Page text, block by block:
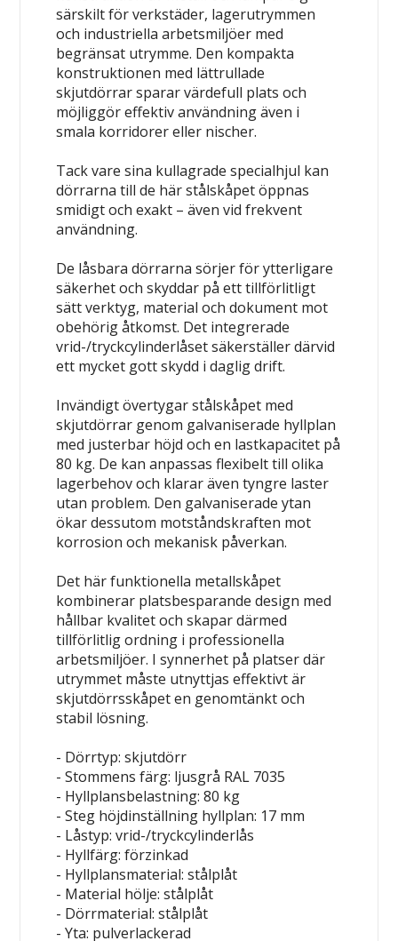
särskilt för verkstäder, lagerutrymmen
och industriella arbetsmiljöer med
begränsat utrymme. Den kompakta
konstruktionen med lättrullade
skjutdörrar sparar värdefull plats och
möjliggör effektiv användning även i
smala korridorer eller nischer.
Tack vare sina kullagrade specialhjul kan
dörrarna till de här stålskåpet öppnas
smidigt och exakt – även vid frekvent
användning.
De låsbara dörrarna sörjer för ytterligare
säkerhet och skyddar på ett tillförlitligt
sätt verktyg, material och dokument mot
obehörig åtkomst. Det integrerade
vrid-/tryckcylinderlåset säkerställer därvid
ett mycket gott skydd i daglig drift.
Invändigt övertygar stålskåpet med
skjutdörrar genom galvaniserade hyllplan
med justerbar höjd och en lastkapacitet på
80 kg. De kan anpassas flexibelt till olika
lagerbehov och klarar även tyngre laster
utan problem. Den galvaniserade ytan
ökar dessutom motståndskraften mot
korrosion och mekanisk påverkan.
Det här funktionella metallskåpet
kombinerar platsbesparande design med
hållbar kvalitet och skapar därmed
tillförlitlig ordning i professionella
arbetsmiljöer. I synnerhet på platser där
utrymmet måste utnyttjas effektivt är
skjutdörrsskåpet en genomtänkt och
stabil lösning.
- Dörrtyp: skjutdörr
- Stommens färg: ljusgrå RAL 7035
- Hyllplansbelastning: 80 kg
- Steg höjdinställning hyllplan: 17 mm
- Låstyp: vrid-/tryckcylinderlås
- Hyllfärg: förzinkad
- Hyllplansmaterial: stålplåt
- Material hölje: stålplåt
- Dörrmaterial: stålplåt
- Yta: pulverlackerad